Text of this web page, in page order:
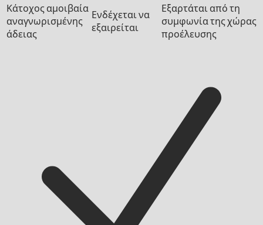
Κάτοχος αμοιβαία
αναγνωρισμένης
άδειας
Ενδέχεται να
εξαιρείται
Εξαρτάται από τη
συμφωνία της χώρας
προέλευσης